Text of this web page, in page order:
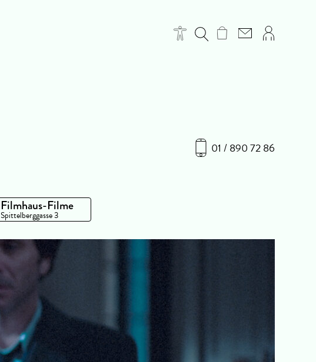
01 / 890 72 86
Filmhaus-Filme
Spittelberggasse 3